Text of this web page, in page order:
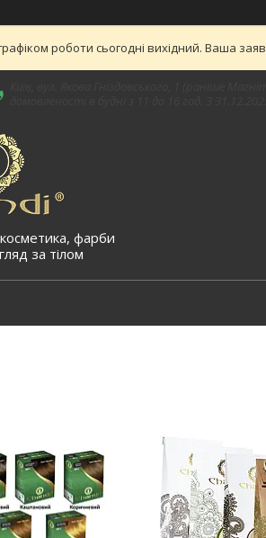
роботи сьогодні вихідний. Ваша
фарби
за тілом